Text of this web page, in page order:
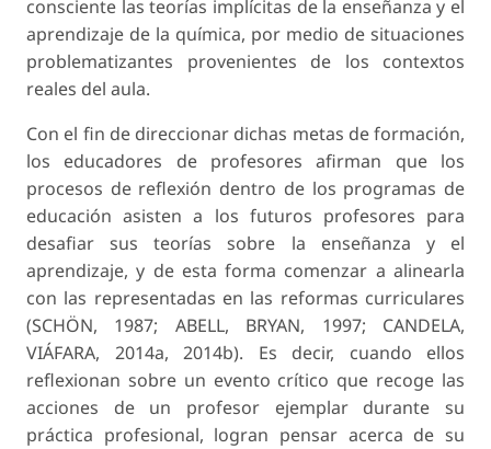
consciente las teorías implícitas de la enseñanza y el
aprendizaje de la química, por medio de situaciones
problematizantes provenientes de los contextos
reales del aula.
Con el fin de direccionar dichas metas de formación,
los educadores de profesores afirman que los
procesos de reflexión dentro de los programas de
educación asisten a los futuros profesores para
desafiar sus teorías sobre la enseñanza y el
aprendizaje, y de esta forma comenzar a alinearla
con las representadas en las reformas curriculares
(SCHÖN, 1987; ABELL, BRYAN, 1997; CANDELA,
VIÁFARA, 2014a, 2014b). Es decir, cuando ellos
reflexionan sobre un evento crítico que recoge las
acciones de un profesor ejemplar durante su
práctica profesional, logran pensar acerca de su